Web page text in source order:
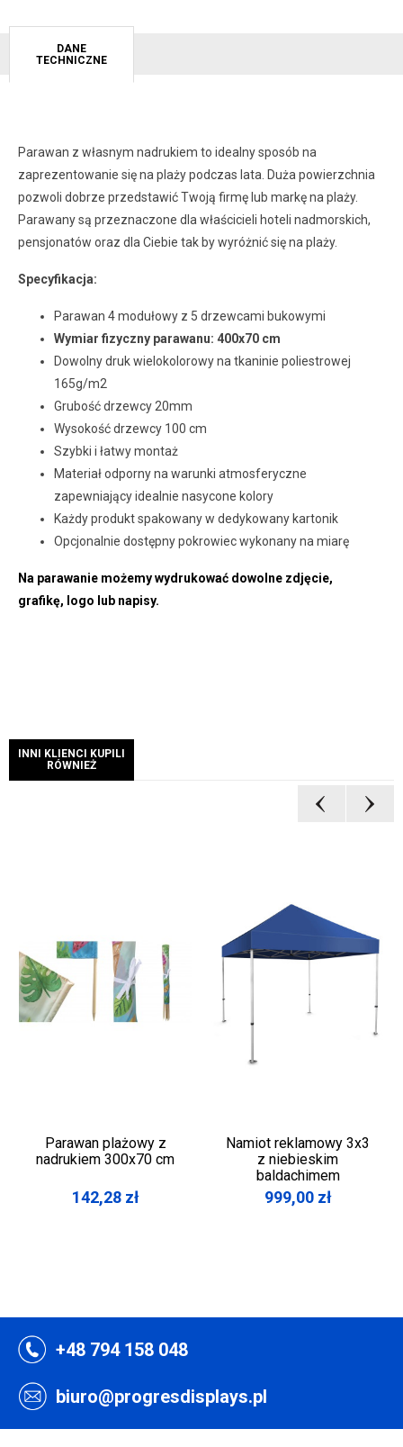
DANE
TECHNICZNE
Parawan z własnym nadrukiem to idealny sposób na
zaprezentowanie się na plaży podczas lata. Duża powierzchnia
pozwoli dobrze przedstawić Twoją firmę lub markę na plaży.
Parawany są przeznaczone dla właścicieli hoteli nadmorskich,
pensjonatów oraz dla Ciebie tak by wyróżnić się na plaży.
Specyfikacja:
Parawan 4 modułowy z 5 drzewcami bukowymi
Wymiar fizyczny parawanu: 400x70 cm
Dowolny druk wielokolorowy na tkaninie poliestrowej
165g/m2
Grubość drzewcy 20mm
Wysokość drzewcy 100 cm
Szybki i łatwy montaż
Materiał odporny na warunki atmosferyczne
zapewniający idealnie nasycone kolory
Każdy produkt spakowany w dedykowany kartonik
Opcjonalnie dostępny pokrowiec wykonany na miarę
Na parawanie możemy wydrukować dowolne zdjęcie,
grafikę, logo lub napisy.
INNI KLIENCI KUPILI
RÓWNIEŻ
Parawan plażowy z
nadrukiem 300x70 cm
142,28 zł
Namiot reklamowy 3x3
z niebieskim
baldachimem
999,00 zł
+48 794 158 048
biuro@progresdisplays.pl